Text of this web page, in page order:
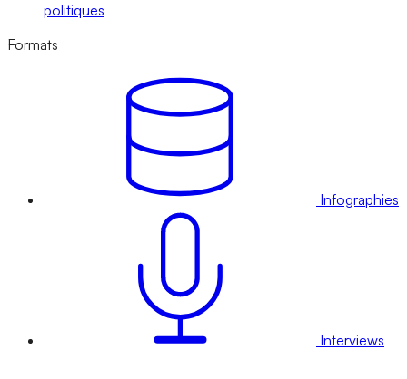
politiques
Formats
Infographies
Interviews